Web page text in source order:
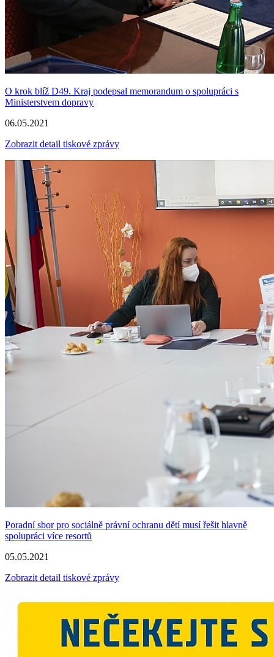
O krok blíž D49. Kraj podepsal memorandum o spolupráci s
Ministerstvem dopravy
06.05.2021
Zobrazit detail tiskové zprávy
Poradní sbor pro sociálně právní ochranu dětí musí řešit hlavně
spolupráci více resortů
05.05.2021
Zobrazit detail tiskové zprávy